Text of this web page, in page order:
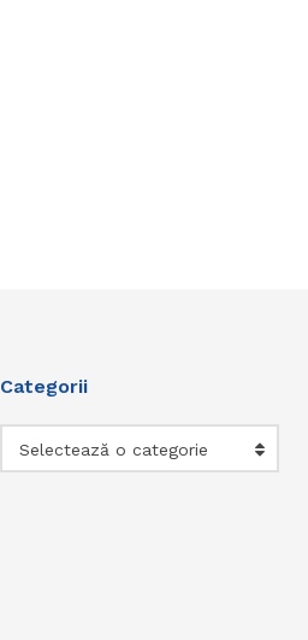
Categorii
Selectează o categorie